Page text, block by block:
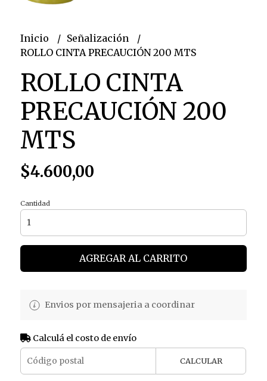
Inicio
Señalización
ROLLO CINTA PRECAUCIÓN 200 MTS
ROLLO CINTA
PRECAUCIÓN 200
MTS
$4.600,00
Cantidad
AGREGAR AL CARRITO
Envios por mensajeria a coordinar
Calculá el costo de envío
CALCULAR